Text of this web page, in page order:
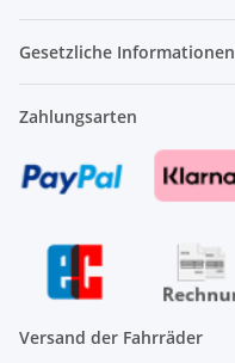
Gesetzliche Informationen
Zahlungsarten
Versand der Fahrräder